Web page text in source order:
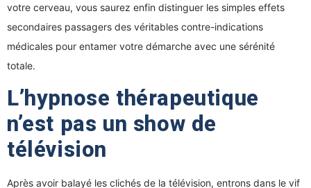
votre cerveau, vous saurez enfin distinguer les simples effets
secondaires passagers des véritables contre-indications
médicales pour entamer votre démarche avec une sérénité
totale.
L’hypnose thérapeutique
n’est pas un show de
télévision
Après avoir balayé les clichés de la télévision, entrons dans le vif